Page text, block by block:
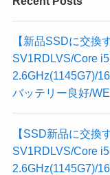
【新品SSDに交換
SV1RDLVS/Core
2.6GHz(1145G7)/
バッテリー良好/
【SSD新品に交換
SV1RDLVS/Core
2.6GHz(1145G7)/